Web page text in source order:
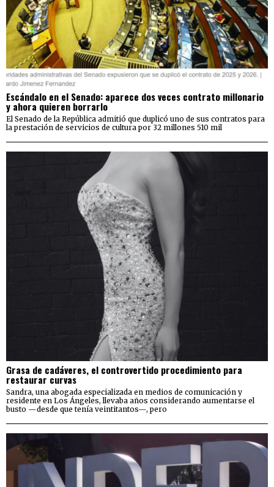
Escándalo en el Senado: aparece dos veces contrato millonario
y ahora quieren borrarlo
El Senado de la República admitió que duplicó uno de sus contratos para
la prestación de servicios de cultura por 32 millones 510 mil
Grasa de cadáveres, el controvertido procedimiento para
restaurar curvas
Sandra, una abogada especializada en medios de comunicación y
residente en Los Ángeles, llevaba años considerando aumentarse el
busto —desde que tenía veintitantos—, pero